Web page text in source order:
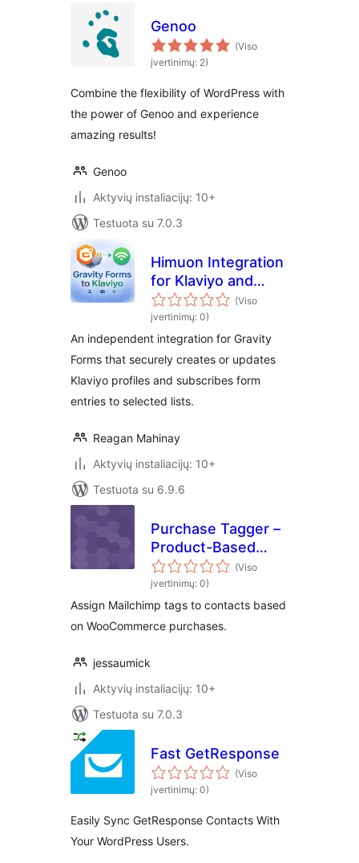
Genoo
(Viso
įvertinimų: 2)
Combine the flexibility of WordPress with
the power of Genoo and experience
amazing results!
Genoo
Aktyvių instaliacijų: 10+
Testuota su 7.0.3
Himuon Integration
for Klaviyo and
Gravity Forms(Viso
įvertinimų: 0)
An independent integration for Gravity
Forms that securely creates or updates
Klaviyo profiles and subscribes form
entries to selected lists.
Reagan Mahinay
Aktyvių instaliacijų: 10+
Testuota su 6.9.6
Purchase Tagger –
Product-Based
Mailchimp Tags
(Viso
įvertinimų: 0)
Assign Mailchimp tags to contacts based
on WooCommerce purchases.
jessaumick
Aktyvių instaliacijų: 10+
Testuota su 7.0.3
Fast GetResponse
(Viso
įvertinimų: 0)
Easily Sync GetResponse Contacts With
Your WordPress Users.